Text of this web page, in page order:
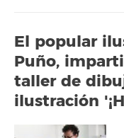
El popular
Puño,
taller de
ilustración